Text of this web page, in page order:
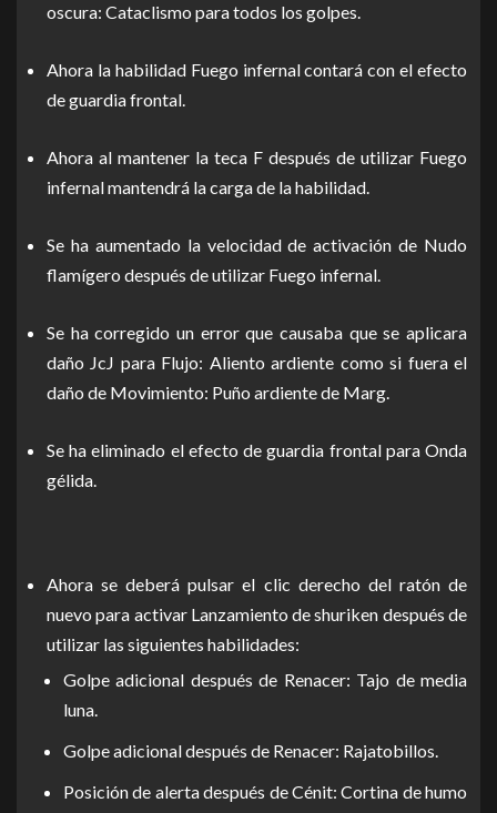
oscura: Cataclismo para todos los golpes.
Ahora la habilidad Fuego infernal contará con el efecto
de guardia frontal.
Ahora al mantener la teca F después de utilizar Fuego
infernal mantendrá la carga de la habilidad.
Se ha aumentado la velocidad de activación de Nudo
flamígero después de utilizar Fuego infernal.
Se ha corregido un error que causaba que se aplicara
daño JcJ para Flujo: Aliento ardiente como si fuera el
daño de Movimiento: Puño ardiente de Marg.
Se ha eliminado el efecto de guardia frontal para Onda
gélida.
Ahora se deberá pulsar el clic derecho del ratón de
nuevo para activar Lanzamiento de shuriken después de
utilizar las siguientes habilidades:
Golpe adicional después de Renacer: Tajo de media
luna.
Golpe adicional después de Renacer: Rajatobillos.
Posición de alerta después de Cénit: Cortina de humo